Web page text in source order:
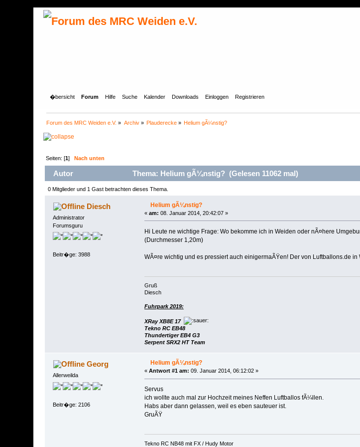
�bersicht Forum Hilfe Suche Kalender Downloads Einloggen Registrieren
Forum des MRC Weiden e.V. » Archiv» Plauderecke » Helium gÃ¼nstig?
Seiten: [1]Nach unten
Autor Thema: Helium gÃ¼nstig? (Gelesen 11062 mal)
0 Mitglieder und 1 Gast betrachten dieses Thema.
Diesch
Administrator
Forumsguru
Beitr�ge: 3988
Helium gÃ¼nstig?
« am: 08. Januar 2014, 20:42:07 »
Hi Leute ne wichtige Frage: Wo bekomme ich in Weiden oder nÃ¤here
(Durchmesser 1,20m)
WÃ¤re wichtig und es pressiert auch einigermaÃŸen! Der von Luftballons.de in
Gruß
Diesch
Fuhrpark 2019:
XRay XB8E 17
Tekno RC EB48
Thundertiger EB4 G3
Serpent SRX2 HT Team
Georg
Allerweilda
Beitr�ge: 2106
Helium gÃ¼nstig?
« Antwort #1 am: 09. Januar 2014, 06:12:02 »
Servus
ich wollte auch mal zur Hochzeit meines Neffen Luftballos fÃ¼llen.
Habs aber dann gelassen, weil es eben sauteuer ist.
GruÃŸ
Tekno RC NB48 mit FX / Hudy Motor